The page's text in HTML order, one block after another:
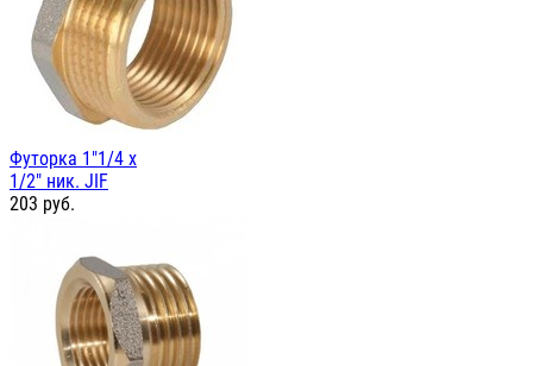
Футорка 1"1/4 х
1/2" ник. JIF
203 руб.